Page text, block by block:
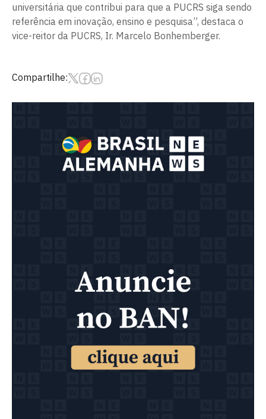
universitária que contribui para que a PUCRS siga sendo
referência em inovação, ensino e pesquisa”, destaca o
vice-reitor da PUCRS, Ir. Marcelo Bonhemberger.
Compartilhe: